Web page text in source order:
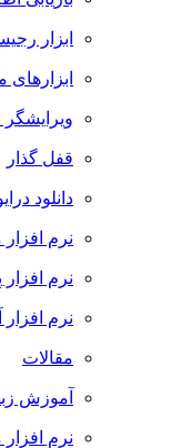
ابزار
ابزارهای
ویرایشگر
قفل گذار
دانلود
نرم
نرم افزار
نرم
مقالات
آموزش
نرم